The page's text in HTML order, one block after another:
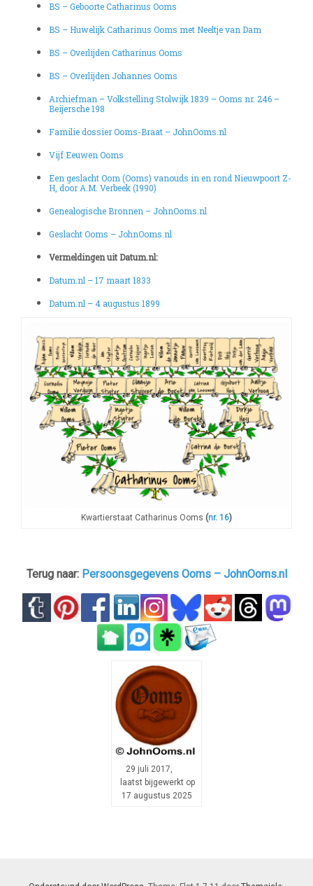
BS – Geboorte Catharinus Ooms
BS – Huwelijk Catharinus Ooms met Neeltje van Dam
BS – Overlijden Catharinus Ooms
BS – Overlijden Johannes Ooms
Archiefman – Volkstelling Stolwijk 1839 – Ooms nr. 246 –
Beijersche 198
Familie dossier Ooms-Braat – JohnOoms.nl
Vijf Eeuwen Ooms
Een geslacht Oom (Ooms) vanouds in en rond Nieuwpoort Z-
H, door A.M. Verbeek (1990)
Genealogische Bronnen – JohnOoms.nl
Geslacht Ooms – JohnOoms.nl
Vermeldingen uit Datum.nl:
Datum.nl – 17 maart 1833
Datum.nl – 4 augustus 1899
Kwartierstaat Catharinus Ooms (nr. 16)
Terug naar: Persoonsgegevens Ooms – JohnOoms.nl
29 juli 2017,
laatst bijgewerkt op
17 augustus 2025